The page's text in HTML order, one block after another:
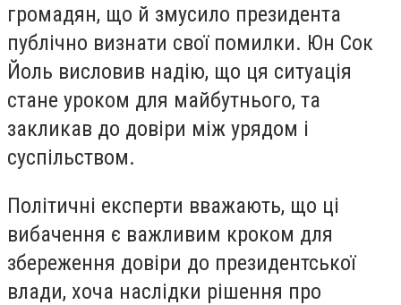
громадян, що й змусило президента
публічно визнати свої помилки. Юн Сок
Йоль висловив надію, що ця ситуація
стане уроком для майбутнього, та
закликав до довіри між урядом і
суспільством.
Політичні експерти вважають, що ці
вибачення є важливим кроком для
збереження довіри до президентської
влади, хоча наслідки рішення про